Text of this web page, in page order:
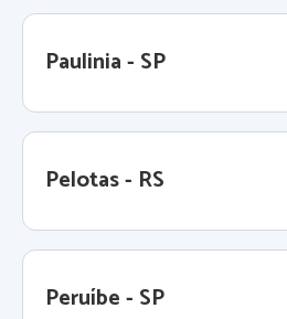
Paulinia - SP
Pelotas - RS
Peruíbe - SP